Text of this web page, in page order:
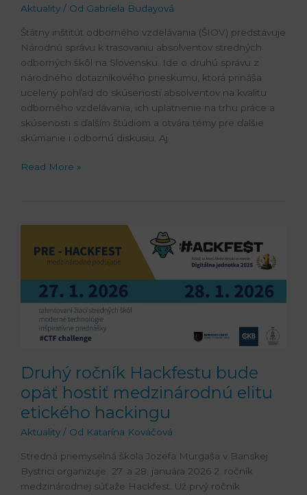
Aktuality / Od Gabriela Budayová
Štátny inštitút odborného vzdelávania (ŠIOV) predstavuje
Národnú správu k trasovaniu absolventov stredných
odborných škôl na Slovensku. Ide o druhú správu z
národného dotazníkového prieskumu, ktorá prináša
ucelený pohľad do skúseností absolventov na kvalitu
odborného vzdelávania, ich uplatnenie na trhu práce a
skúsenosti s ďalším štúdiom a otvára témy pre ďalšie
skúmanie i odbornú diskusiu. Aj
Read More »
Druhý ročník Hackfestu bude
opäť hostiť medzinárodnú elitu
etického hackingu
Aktuality / Od Katarína Kováčová
Stredná priemyselná škola Jozefa Murgaša v Banskej
Bystrici organizuje 27. a 28. januára 2026 2. ročník
medzinárodnej súťaže Hackfest. Už prvý ročník
ročník
Hackfestu
opäť
hostiť
medzinárodnú
hackingu